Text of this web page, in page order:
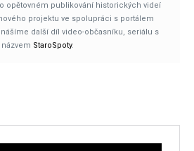
opětovném publikování historických videí
projektu ve spolupráci s portálem
další díl video-občasníku, seriálu s
názvem StaroSpoty.